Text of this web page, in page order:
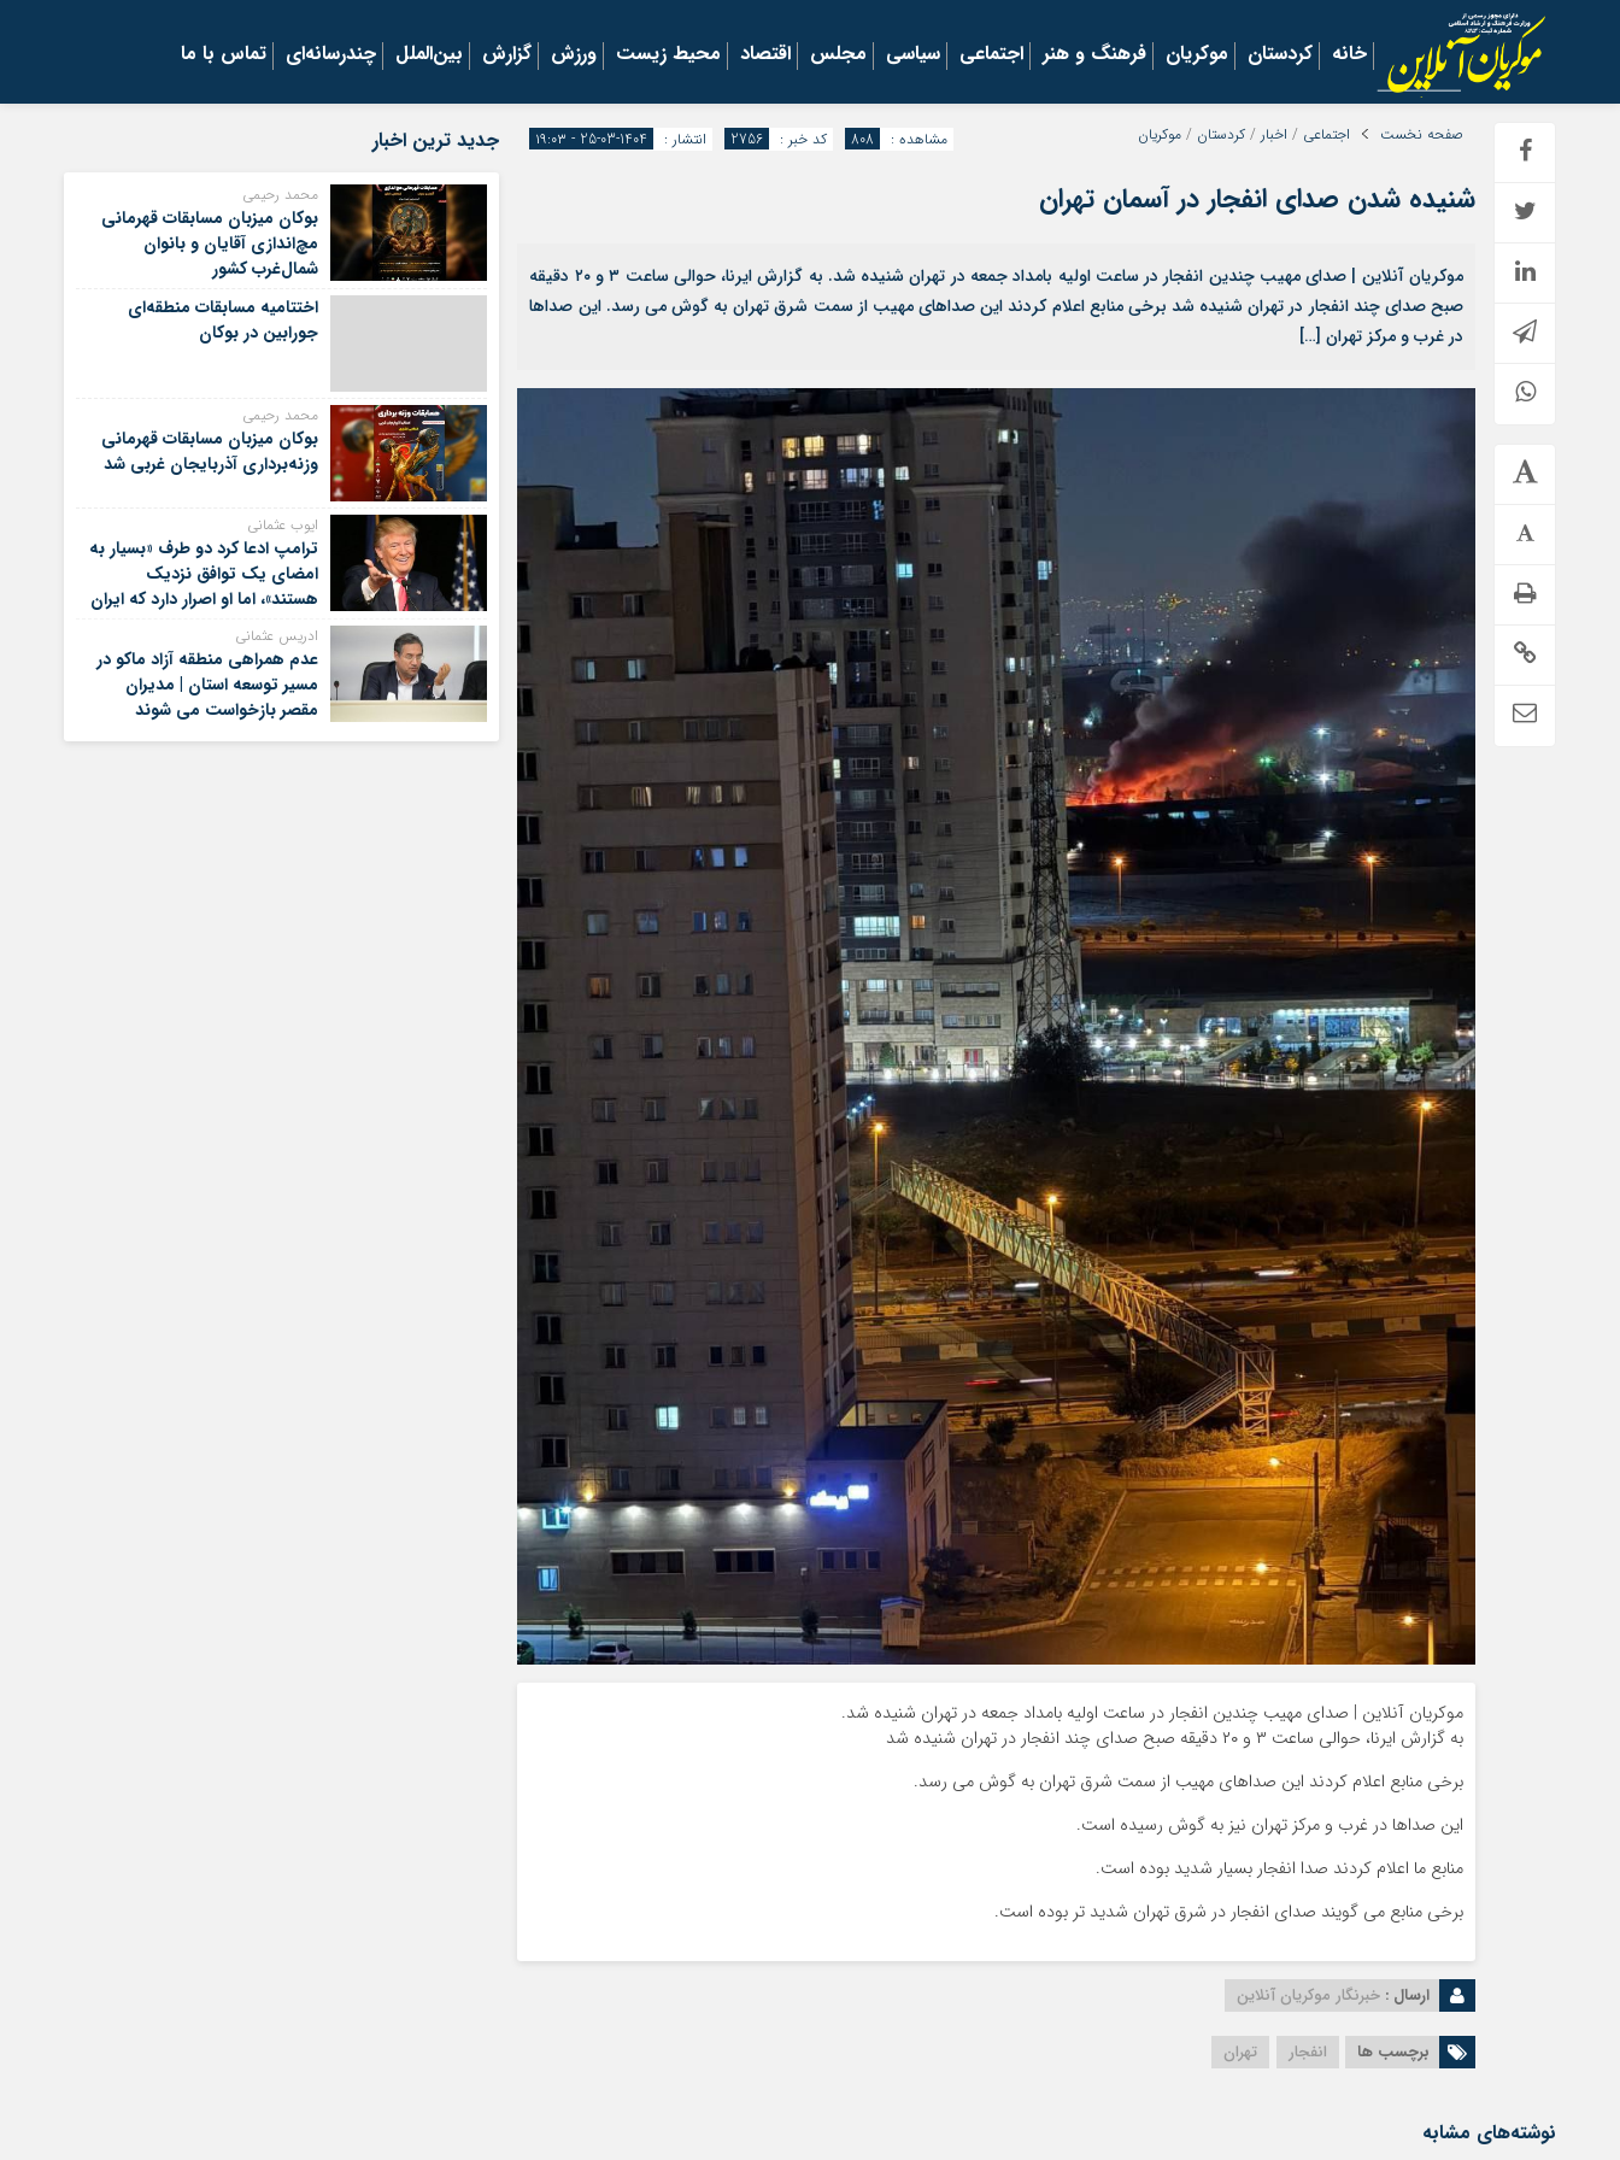
خانه کردستان موکریان فرهنگ و هنر اجتماعی سیاسی مجلس اقتصاد محیط زیست ورزش گزارش بین‌الملل چندرسانه‌ای تماس با ما
صفحه نخست اجتماعی / اخبار / کردستان / موکریان انتشار : 1404-03-25 - ۱۹:۰۳ کد خبر : 2756 مشاهده : 808
شنیده شدن صدای انفجار در آسمان تهران
موکریان آنلاین | صدای مهیب چندین انفجار در ساعت اولیه بامداد جمعه در تهران شنیده شد. به گزارش ایرنا، حوالی ساعت ۳ و ۲۰ دقیقه
صبح صدای چند انفجار در تهران شنیده شد برخی منابع اعلام کردند این صداهای مهیب از سمت شرق تهران به گوش می رسد. این صداها
در غرب و مرکز تهران […]
موکریان آنلاین | صدای مهیب چندین انفجار در ساعت اولیه بامداد جمعه در تهران شنیده شد.
به گزارش ایرنا، حوالی ساعت ۳ و ۲۰ دقیقه صبح صدای چند انفجار در تهران شنیده شد
برخی منابع اعلام کردند این صداهای مهیب از سمت شرق تهران به گوش می رسد.
این صداها در غرب و مرکز تهران نیز به گوش رسیده است.
منابع ما اعلام کردند صدا انفجار بسیار شدید بوده است.
برخی منابع می گویند صدای انفجار در شرق تهران شدید تر بوده است.
ارسال : خبرنگار موکریان آنلاین
برچسب ها انفجار تهران
نوشته‌های مشابه
جدید ترین اخبار
محمد رحیمی
بوکان میزبان مسابقات قهرمانی
مچ‌اندازی آقایان و بانوان
شمال‌غرب کشور
اختتامیه مسابقات منطقه‌ای
جورابین در بوکان
محمد رحیمی
بوکان میزبان مسابقات قهرمانی
وزنه‌برداری آذربایجان غربی شد
ایوب عثمانی
ترامپ ادعا کرد دو طرف «بسیار به
امضای یک توافق نزدیک
هستند»، اما او اصرار دارد که ایران
برای کنار گذاشتن برنامه‌های
هسته‌ای خود گام‌های بیشتری
بردارد
ادریس عثمانی
عدم همراهی منطقه آزاد ماکو در
مسیر توسعه استان | مدیران
مقصر بازخواست می شوند